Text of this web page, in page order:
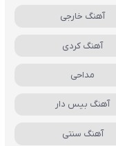
آهنگ خارجی
آهنگ کردی
مداحی
آهنگ بیس دار
آهنگ سنتی